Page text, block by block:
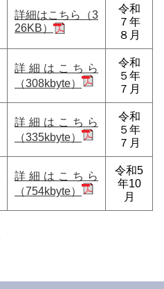
詳細はこちら（3
26KB）
令和
７年
８月
詳細はこちら
（308kbyte）
令和
５年
７月
詳細はこちら
（335kbyte）
令和
５年
７月
詳細はこちら
（754kbyte）
令和5
年10
月